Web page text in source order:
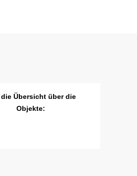
die Übersicht über die
Objekte: